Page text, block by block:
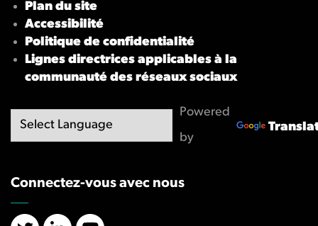
Plan du site
Accessibilité
Politique de confidentialité
Lignes directrices applicables à la
communauté des réseaux sociaux
Powered
by
Connectez-vous avec nous